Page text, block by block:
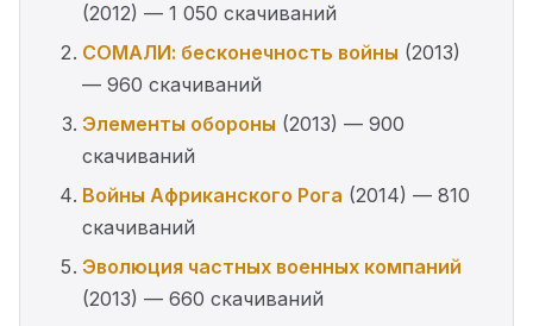
(2012) — 1 050 скачиваний
СОМАЛИ: бесконечность войны (2013)
— 960 скачиваний
Элементы обороны (2013) — 900
скачиваний
Войны Африканского Рога (2014) — 810
скачиваний
Эволюция частных военных компаний
(2013) — 660 скачиваний